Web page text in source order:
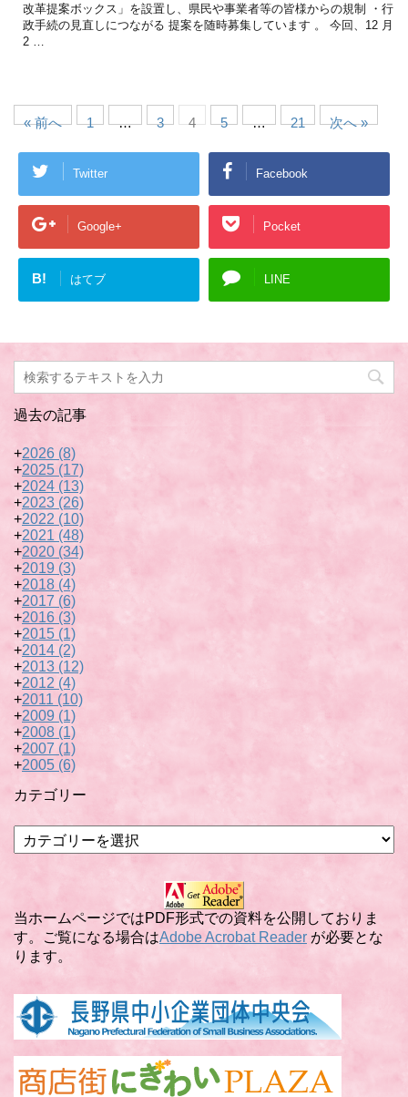
改革提案ボックス」を設置し、県民や事業者等の皆様からの規制 ・行
政手続の見直しにつながる 提案を随時募集しています 。 今回、12 月
2 …
« 前へ 1 … 3 4 5 … 21 次へ »
Twitter Facebook
Google+ Pocket
B! はてブ LINE
過去の記事
+2026 (8)
+2025 (17)
+2024 (13)
+2023 (26)
+2022 (10)
+2021 (48)
+2020 (34)
+2019 (3)
+2018 (4)
+2017 (6)
+2016 (3)
+2015 (1)
+2014 (2)
+2013 (12)
+2012 (4)
+2011 (10)
+2009 (1)
+2008 (1)
+2007 (1)
+2005 (6)
カテゴリー
テ
ー
当ホームページではPDF形式での資料を公開しておりま
す。ご覧になる場合はAdobe Acrobat Reader が必要とな
ります。